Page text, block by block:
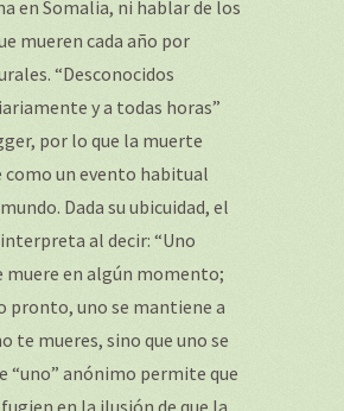
en Somalia, ni hablar de los
mueren cada año por
“Desconocidos
y a todas horas”
por lo que la muerte
como un evento habitual
Dada su ubicuidad, el
al decir: “Uno
muere en algún momento;
pronto, uno se mantiene a
te mueres, sino que uno se
“uno” anónimo permite que
en la ilusión de que la